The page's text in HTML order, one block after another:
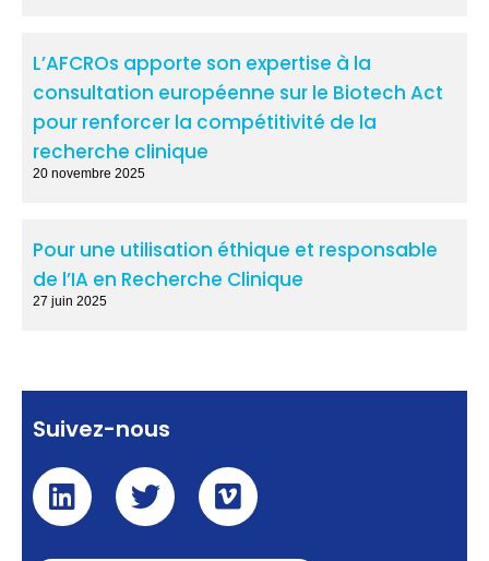
L’AFCROs apporte son expertise à la
consultation européenne sur le Biotech Act
pour renforcer la compétitivité de la
recherche clinique
20 novembre 2025
Pour une utilisation éthique et responsable
de l’IA en Recherche Clinique
27 juin 2025
Suivez-nous